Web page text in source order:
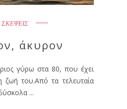
ΣΚΕΨΕΙΣ
άκυρον
γύρω στα 80, που έχει
ζωή του.Από τα τελευταία
...